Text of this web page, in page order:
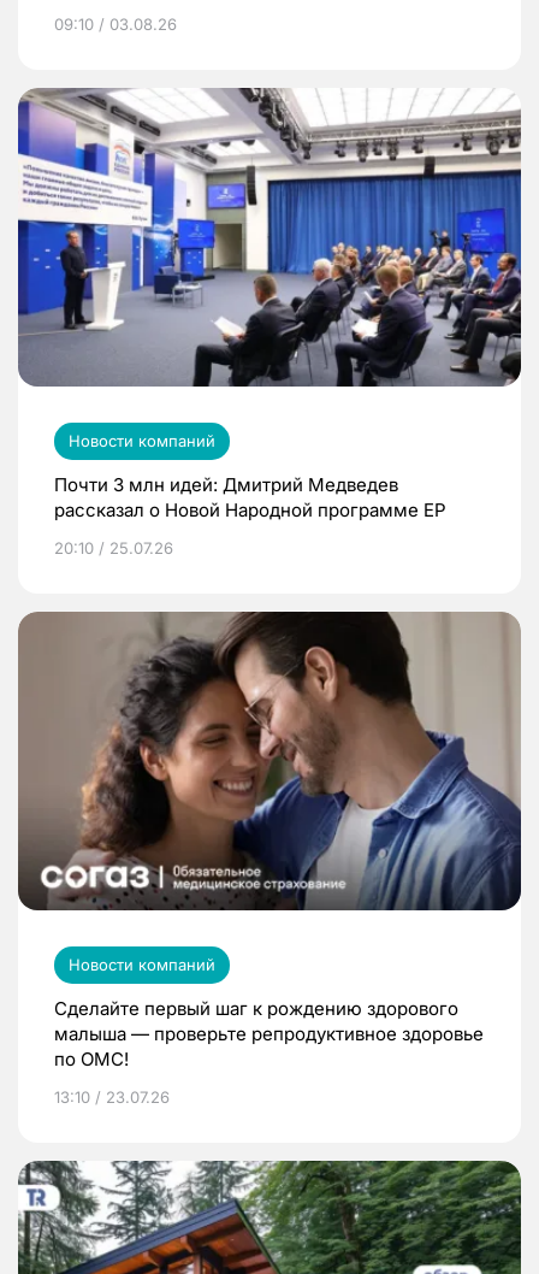
09:10 / 03.08.26
Новости компаний
Почти 3 млн идей: Дмитрий Медведев
рассказал о Новой Народной программе ЕР
20:10 / 25.07.26
Новости компаний
Сделайте первый шаг к рождению здорового
малыша — проверьте репродуктивное здоровье
по ОМС!
13:10 / 23.07.26